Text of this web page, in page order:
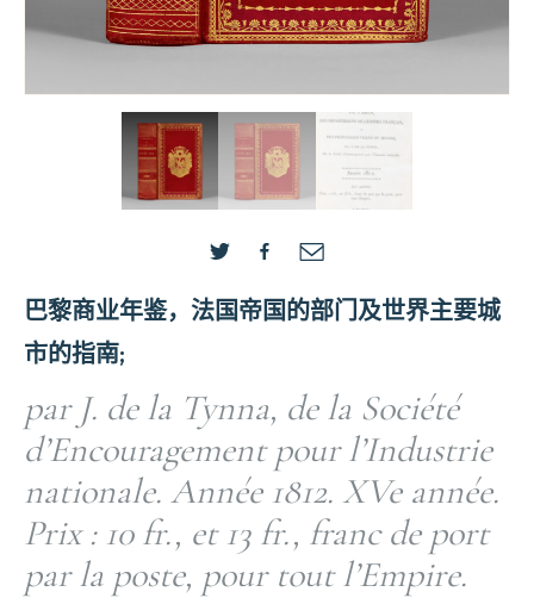
巴黎商业年鉴，法国帝国的部门及世界主要城
市的指南;
par J. de la Tynna, de la Société
d’Encouragement pour l’Industrie
nationale. Année 1812. XVe année.
Prix : 10 fr., et 13 fr., franc de port
par la poste, pour tout l’Empire.